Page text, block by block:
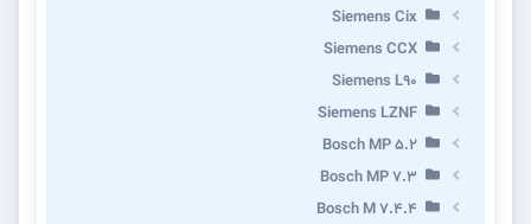
Siemens Cix
Siemens CCX
Siemens L90
Siemens LZNF
Bosch MP 5.2
Bosch MP 7.3
Bosch M 7.4.4